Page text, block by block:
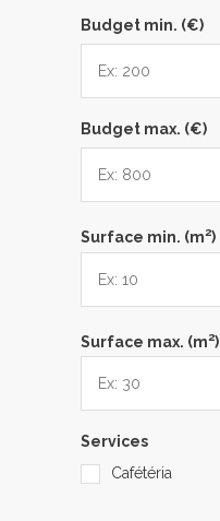
Budget min. (€)
Budget max. (€)
Surface min. (m2)
Surface max. (m2)
Services
Cafétéria